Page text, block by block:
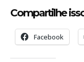
Compartilhe
Facebook